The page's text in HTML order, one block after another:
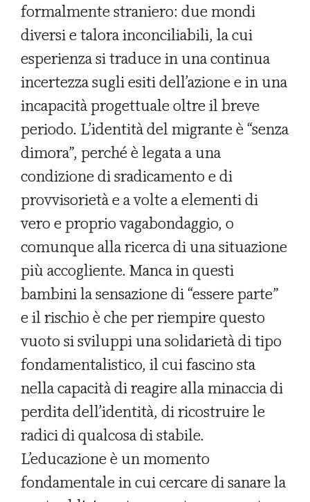
formalmente straniero: due mondi
diversi e talora inconciliabili, la cui
esperienza si traduce in una continua
incertezza sugli esiti dell’azione e in una
incapacità progettuale oltre il breve
periodo. L’identità del migrante è “senza
dimora”, perché è legata a una
condizione di sradicamento e di
provvisorietà e a volte a elementi di
vero e proprio vagabondaggio, o
comunque alla ricerca di una situazione
più accogliente. Manca in questi
bambini la sensazione di “essere parte”
e il rischio è che per riempire questo
vuoto si sviluppi una solidarietà di tipo
fondamentalistico, il cui fascino sta
nella capacità di reagire alla minaccia di
perdita dell’identità, di ricostruire le
radici di qualcosa di stabile.
L’educazione è un momento
fondamentale in cui cercare di sanare la